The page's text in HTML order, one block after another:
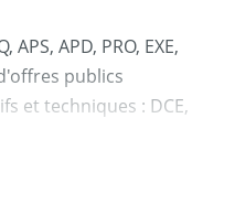
APD, PRO, EXE,
publics
et techniques : DCE,
plan de masse,